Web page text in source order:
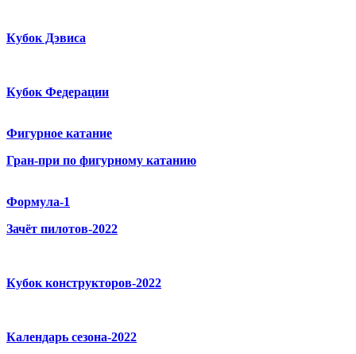
Кубок Дэвиса
Кубок Федерации
Фигурное катание
Гран-при по фигурному катанию
Формула-1
Зачёт пилотов-2022
Кубок конструкторов-2022
Календарь сезона-2022